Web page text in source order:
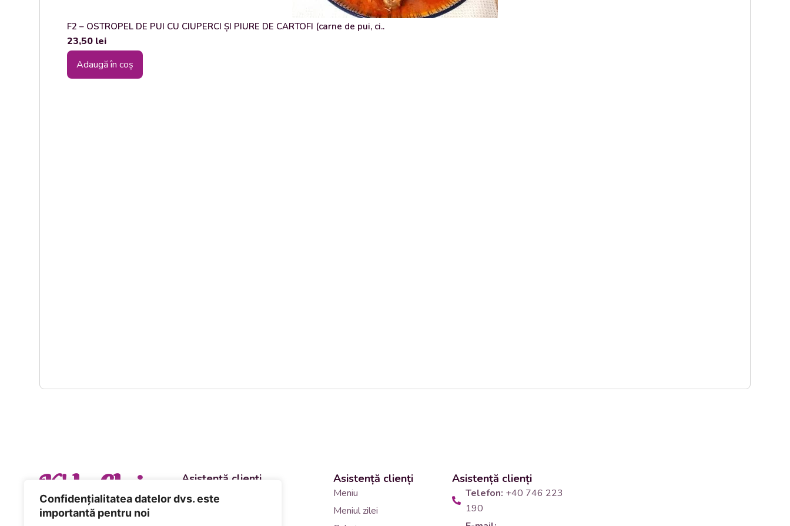
Confidențialitatea datelor dvs. este
importantă pentru noi
F2 – OSTROPEL DE PUI CU CIUPERCI ȘI PIURE DE CARTOFI (carne de pui, ci..
23,50 lei
Adaugă în coș
K' la Cluj Asistență clienți
Departament vânzări și
Asistență clienți
Meniu
Meniul zilei
Asistență clienți
Telefon: +40 746 223
190